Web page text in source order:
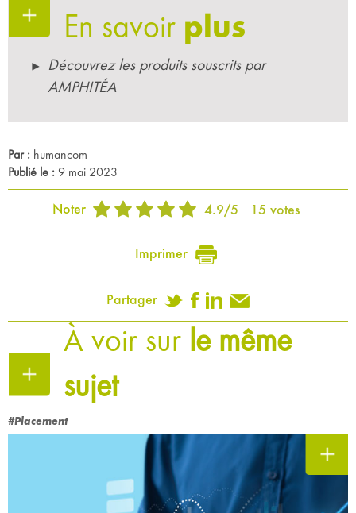
En savoir plus
Découvrez les produits souscrits par
AMPHITÉA
Par : humancom
Publié le : 9 mai 2023
Noter 4.9/5 15 votes
Imprimer
Partager
À voir sur le même
sujet
#Placement